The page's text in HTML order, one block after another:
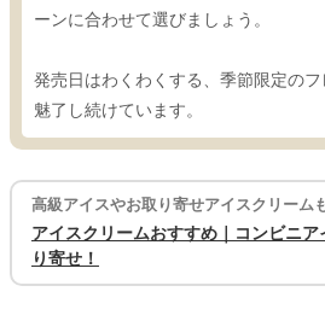
ーンに合わせて選びましょう。
発売日はわくわくする、季節限定の
魅了し続けています。
高級アイスやお取り寄せアイスクリーム
アイスクリームおすすめ｜コンビニ
り寄せ！